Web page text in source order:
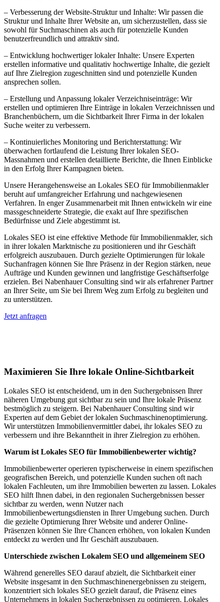
– Verbesserung der Website-Struktur und Inhalte: Wir passen die
Struktur und Inhalte Ihrer Website an, um sicherzustellen, dass sie
sowohl für Suchmaschinen als auch für potenzielle Kunden
benutzerfreundlich und attraktiv sind.
– Entwicklung hochwertiger lokaler Inhalte: Unsere Experten
erstellen informative und qualitativ hochwertige Inhalte, die gezielt
auf Ihre Zielregion zugeschnitten sind und potenzielle Kunden
ansprechen sollen.
– Erstellung und Anpassung lokaler Verzeichniseinträge: Wir
erstellen und optimieren Ihre Einträge in lokalen Verzeichnissen und
Branchenbüchern, um die Sichtbarkeit Ihrer Firma in der lokalen
Suche weiter zu verbessern.
– Kontinuierliches Monitoring und Berichterstattung: Wir
überwachen fortlaufend die Leistung Ihrer lokalen SEO-
Massnahmen und erstellen detaillierte Berichte, die Ihnen Einblicke
in den Erfolg Ihrer Kampagnen bieten.
Unsere Herangehensweise an Lokales SEO für Immobilienmakler
beruht auf umfangreicher Erfahrung und nachgewiesenen
Verfahren. In enger Zusammenarbeit mit Ihnen entwickeln wir eine
massgeschneiderte Strategie, die exakt auf Ihre spezifischen
Bedürfnisse und Ziele abgestimmt ist.
Lokales SEO ist eine effektive Methode für Immobilienmakler, sich
in ihrer lokalen Marktnische zu positionieren und ihr Geschäft
erfolgreich auszubauen. Durch gezielte Optimierungen für lokale
Suchanfragen können Sie Ihre Präsenz in der Region stärken, neue
Aufträge und Kunden gewinnen und langfristige Geschäftserfolge
erzielen. Bei Nabenhauer Consulting sind wir als erfahrener Partner
an Ihrer Seite, um Sie bei Ihrem Weg zum Erfolg zu begleiten und
zu unterstützen.
Jetzt anfragen
Maximieren Sie Ihre lokale Online-Sichtbarkeit
Lokales SEO ist entscheidend, um in den Suchergebnissen Ihrer
näheren Umgebung gut sichtbar zu sein und Ihre lokale Präsenz
bestmöglich zu steigern. Bei Nabenhauer Consulting sind wir
Experten auf dem Gebiet der lokalen Suchmaschinenoptimierung.
Wir unterstützen Immobilienvermittler dabei, ihr lokales SEO zu
verbessern und ihre Bekanntheit in ihrer Zielregion zu erhöhen.
Warum ist Lokales SEO für Immobilienbewerter wichtig?
Immobilienbewerter operieren typischerweise in einem spezifischen
geografischen Bereich, und potenzielle Kunden suchen oft nach
lokalen Fachleuten, um ihre Immobilien bewerten zu lassen. Lokales
SEO hilft Ihnen dabei, in den regionalen Suchergebnissen besser
sichtbar zu werden, wenn Nutzer nach
Immobilienbewertungsdiensten in Ihrer Umgebung suchen. Durch
die gezielte Optimierung Ihrer Website und anderer Online-
Präsenzen können Sie Ihre Chancen erhöhen, von lokalen Kunden
entdeckt zu werden und Ihr Geschäft auszubauen.
Unterschiede zwischen Lokalem SEO und allgemeinem SEO
Während generelles SEO darauf abzielt, die Sichtbarkeit einer
Website insgesamt in den Suchmaschinenergebnissen zu steigern,
konzentriert sich lokales SEO gezielt darauf, die Präsenz eines
Unternehmens in lokalen Suchergebnissen zu optimieren. Lokales